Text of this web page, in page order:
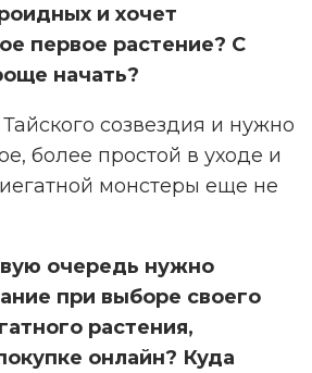
и хочет
первое растение? С
начать?
созвездия и нужно
более простой в уходе и
монстеры еще не
очередь нужно
при выборе своего
растения,
онлайн? Куда